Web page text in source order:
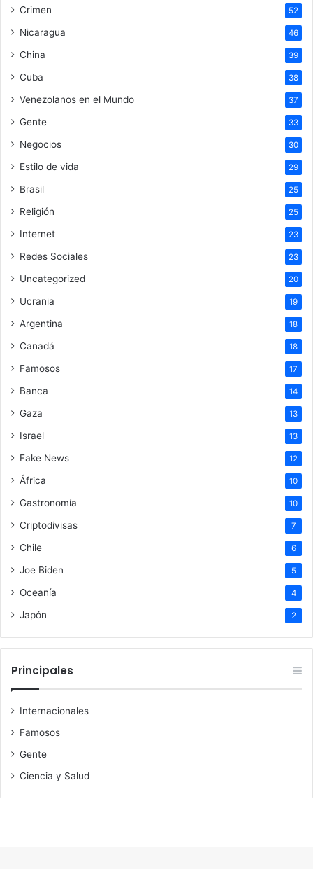
Crimen 52
Nicaragua 46
China 39
Cuba 38
Venezolanos en el Mundo 37
Gente 33
Negocios 30
Estilo de vida 29
Brasil 25
Religión 25
Internet 23
Redes Sociales 23
Uncategorized 20
Ucrania 19
Argentina 18
Canadá 18
Famosos 17
Banca 14
Gaza 13
Israel 13
Fake News 12
África 10
Gastronomía 10
Criptodivisas 7
Chile 6
Joe Biden 5
Oceanía 4
Japón 2
Principales
Internacionales
Famosos
Gente
Ciencia y Salud